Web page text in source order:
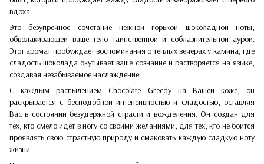
вдоха.
Это безупречное сочетание нежной горькой шоколадной ноты,
обволакивающей ваше тело таинственной и соблазнительной аурой.
Этот аромат пробуждает воспоминания о теплых вечерах у камина, где
сладость шоколада окутывает ваше сознание и растворяется на языке,
создавая незабываемое наслаждение.
С каждым распылением Chocolate Greedy на Вашей коже, он
раскрывается с бесподобной интенсивностью и сладостью, оставляя
Вас в состоянии безудержной страсти и вожделения. Он создан для
тех, кто смело идет в ногу со своими желаниями, для тех, кто не боится
проявлять свою страстную природу и смаковать каждую сладкую ноту
жизни.